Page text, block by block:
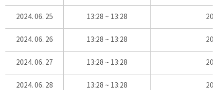
2024. 06. 25 13:28 ~ 13:28
2024. 06. 26 13:28 ~ 13:28
2024. 06. 27 13:28 ~ 13:28
2024. 06. 28 13:28 ~ 13:28